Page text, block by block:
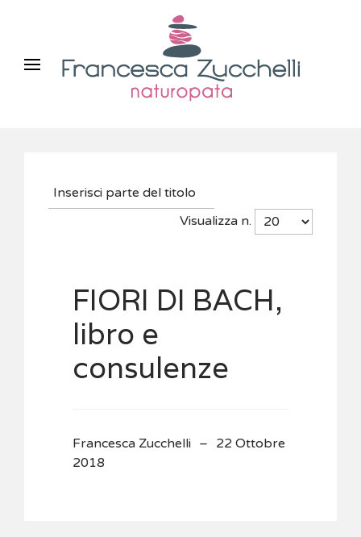
Visualizza n.
FIORI DI BACH,
libro e
consulenze
Francesca Zucchelli
22 Ottobre
2018